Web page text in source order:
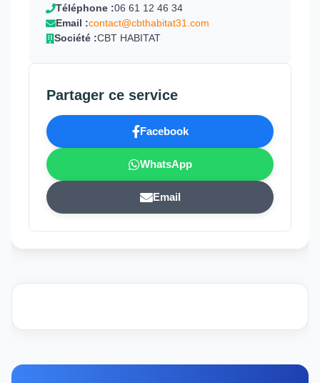
Téléphone :06 61 12 46 34
Email :contact@cbthabitat31.com
Société :CBT HABITAT
Partager ce service
Facebook
WhatsApp
Email